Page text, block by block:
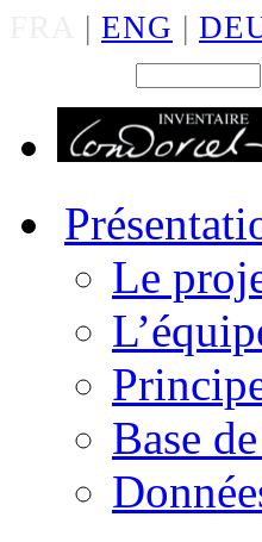
| ENG |
Le
Base